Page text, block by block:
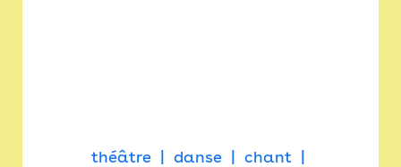
théâtre danse
chant